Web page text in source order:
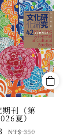
刊（第
夏）
NT$ 350